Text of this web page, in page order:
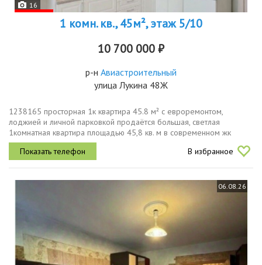
16
1 комн. кв., 45м², этаж 5/10
10 700 000 ₽
р-н Авиастроительный
улица Лукина 48Ж
1238165 просторная 1к квартира 45.8 м² с евроремонтом,
лоджией и личной парковкой продаётся большая, светлая
1комнатная квартира площадью 45,8 кв. м в современном жк
комфорткласса красное яблоко по адресу ул. лукина, д. 48ж
авиастроительный район....
В избранное
06.08.26